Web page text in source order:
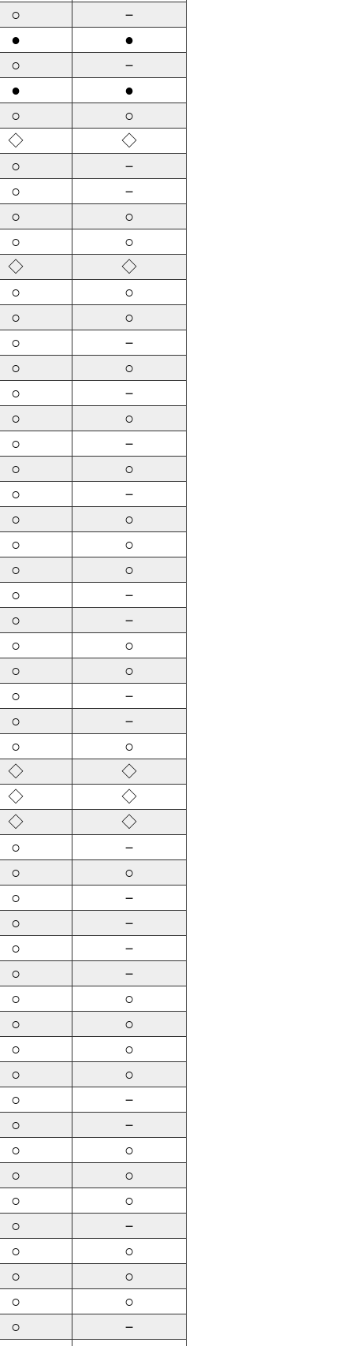
○ －
● ●
○ －
● ●
○ ○
◇ ◇
○ －
○ －
○ ○
○ ○
◇ ◇
○ ○
○ ○
○ －
○ ○
○ －
○ ○
○ －
○ ○
○ －
○ ○
○ ○
○ ○
○ －
○ －
○ ○
○ ○
○ －
○ －
○ ○
◇ ◇
◇ ◇
◇ ◇
○ －
○ ○
○ －
○ －
○ －
○ －
○ ○
○ ○
○ ○
○ ○
○ －
○ －
○ ○
○ ○
○ ○
○ －
○ ○
○ ○
○ ○
○
－